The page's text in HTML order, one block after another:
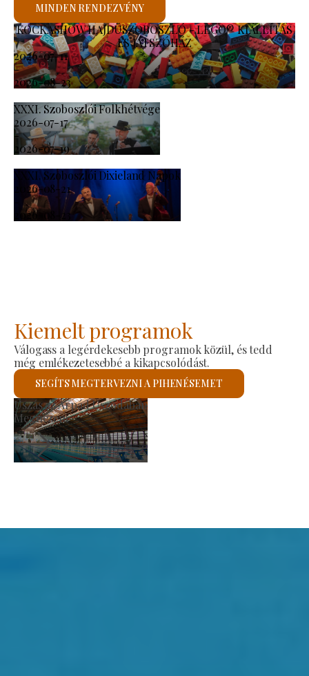
KOCKASHOW HAJDÚSZOBOSZLÓ - LEGO® KIÁLLÍTÁS
ÉS JÁTSZÓHÁZ
2026-07-11
-
2026-08-23
XXXI. Szoboszlói Folkhétvége
2026-07-17
-
2026-07-19
XXXI. Szoboszlói Dixieland Napok
2026-08-21
-
2026-08-23
MINDEN RENDEZVÉNY
Kiemelt programok
Válogass a legérdekesebb programok közül, és tedd
még emlékezetesebbé a kikapcsolódást.
SEGÍTS MEGTERVEZNI A PIHENÉSEMET
Termelői Piac
Megnézem